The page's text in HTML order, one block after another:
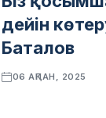
дейін
Баталов
06 АҚПАН, 2025